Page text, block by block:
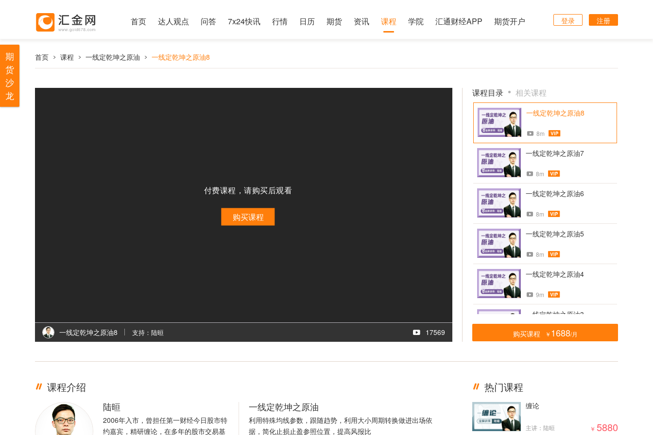
首页 达人观点 问答 7x24快讯 行情 日历 期货 资讯 课程 学院 汇通财经APP 期货开户 登录 注册
首页 课程 一线定乾坤之原油 一线定乾坤之原油8
付费课程，请购买后观看
购买课程
一线定乾坤之原油8 支持：陆晅 17569
课程目录 相关课程
一线定乾坤之原油8
8m
一线定乾坤之原油7
8m
一线定乾坤之原油6
8m
一线定乾坤之原油5
8m
一线定乾坤之原油4
9m
一线定乾坤之原油3
9m
购买课程 ￥ 1688/月
课程介绍
陆晅
2006年入市，曾担任第一财经今日股市特
约嘉宾，精研缠论，在多年的股市交易基
一线定乾坤之原油
利用特殊均线参数，跟随趋势，利用大小周期转换做进出场依
据，简化止损止盈参照位置，提高风报比
热门课程
缠论
主讲：陆晅 ￥ 5880
期
货
沙
龙